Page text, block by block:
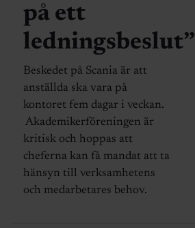
på ett
ledningsbeslut”
Beskedet på Scania är att
anställda ska vara på
kontoret fem dagar i veckan.
Akademikerföreningen är
kritisk och hoppas att
cheferna kan få mandat att ta
hänsyn till verksamhetens
och medarbetares behov.